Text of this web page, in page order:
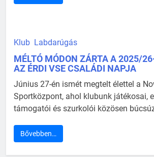
Klub Labdarúgás
MÉLTÓ MÓDON ZÁRTA A 2025/
AZ ÉRDI VSE CSALÁDI NAPJA
Június 27-én ismét megtelt élettel a
Sportközpont, ahol klubunk játékosai,
támogatói és szurkolói közösen
Bővebben…